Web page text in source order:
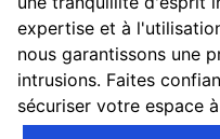
expertise et à
nous garantissons une
intrusions. Faites
sécuriser votre espace